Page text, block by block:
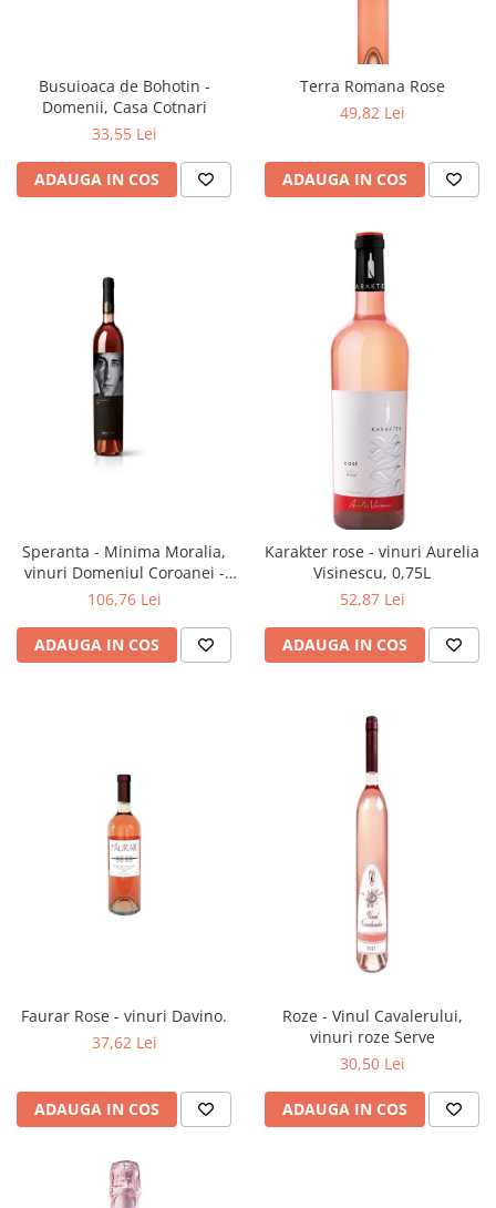
Busuioaca de Bohotin -
Domenii, Casa Cotnari
33,55 Lei
ADAUGA IN COS
Terra Romana Rose
49,82 Lei
ADAUGA IN COS
Speranta - Minima Moralia,
vinuri Domeniul Coroanei -
Segarcea.
106,76 Lei
ADAUGA IN COS
Karakter rose - vinuri Aurelia
Visinescu, 0,75L
52,87 Lei
ADAUGA IN COS
Faurar Rose - vinuri Davino.
37,62 Lei
ADAUGA IN COS
Roze - Vinul Cavalerului,
vinuri roze Serve
30,50 Lei
ADAUGA IN COS